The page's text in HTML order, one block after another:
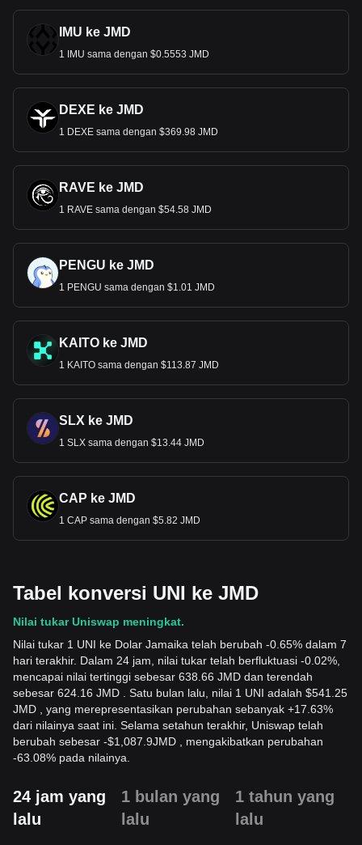
IMU ke JMD
1 IMU sama dengan $0.5553 JMD
DEXE ke JMD
1 DEXE sama dengan $369.98 JMD
RAVE ke JMD
1 RAVE sama dengan $54.58 JMD
PENGU ke JMD
1 PENGU sama dengan $1.01 JMD
KAITO ke JMD
1 KAITO sama dengan $113.87 JMD
SLX ke JMD
1 SLX sama dengan $13.44 JMD
CAP ke JMD
1 CAP sama dengan $5.82 JMD
Tabel konversi UNI ke JMD
Nilai tukar Uniswap meningkat.
Nilai tukar 1 UNI ke Dolar Jamaika telah berubah -0.65% dalam 7
hari terakhir. Dalam 24 jam, nilai tukar telah berfluktuasi -0.02%,
mencapai nilai tertinggi sebesar 638.66 JMD dan terendah
sebesar 624.16 JMD . Satu bulan lalu, nilai 1 UNI adalah $541.25
JMD , yang merepresentasikan perubahan sebanyak +17.63%
dari nilainya saat ini. Selama setahun terakhir, Uniswap telah
berubah sebesar -$1,087.9JMD , mengakibatkan perubahan
-63.08% pada nilainya.
24 jam yang
lalu
1 bulan yang
lalu
1 tahun yang
lalu